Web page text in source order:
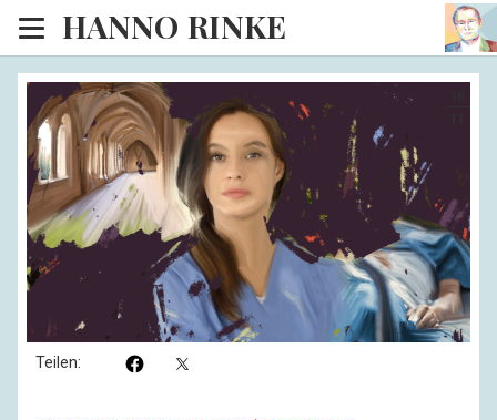
HANNO RINKE
Heim
EISINSEL
Sonntagspredigten
Blog
Lesesaal
Hörsaal
Kinosaal
Teilen: